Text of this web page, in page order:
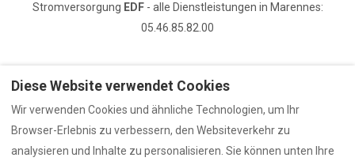
Stromversorgung EDF- alle Dienstleistungen in Marennes:
05.46.85.82.00
Benutzerdefinierter Seitenname
Diese Website verwendet Cookies
Wir verwenden Cookies und ähnliche Technologien, um Ihr
Browser-Erlebnis zu verbessern, den Websiteverkehr zu
analysieren und Inhalte zu personalisieren. Sie können unten Ihre